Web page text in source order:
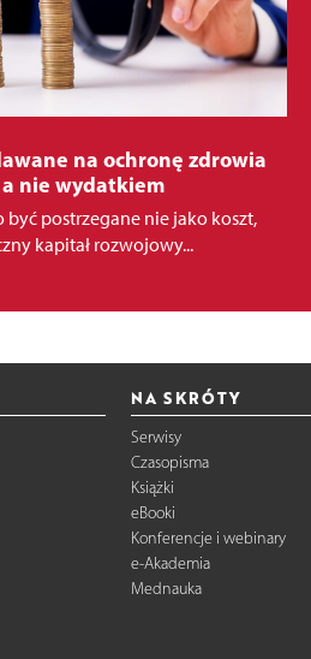
na ochronę zdrowia
nie wydatkiem
postrzegane nie jako koszt,
kapitał rozwojowy...
NA SKRÓTY
Serwisy
Czasopisma
Książki
eBooki
Konferencje i webinary
e-Akademia
Mednauka